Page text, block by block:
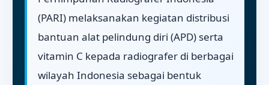
(PARI) melaksanakan kegiatan distribusi
bantuan alat pelindung diri (APD) serta
vitamin C kepada radiografer di berbagai
wilayah Indonesia sebagai bentuk